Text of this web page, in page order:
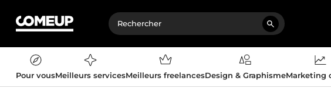
Pour vousMeilleurs servicesMeilleurs freelancesDesign & GraphismeMarketing